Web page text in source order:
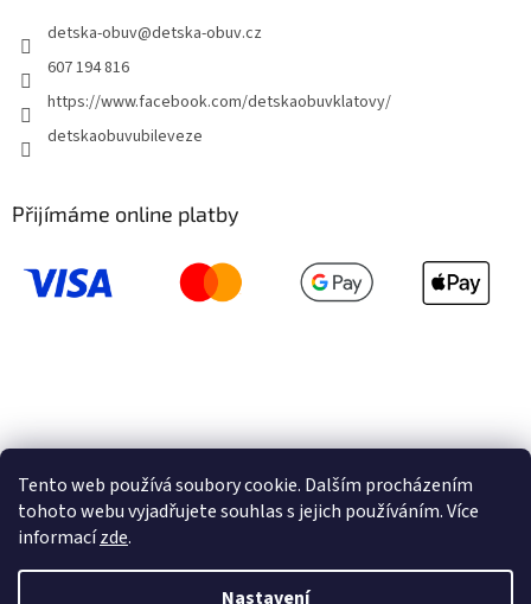
Tento web používá soubory cookie. Dalším procházením
tohoto webu vyjadřujete souhlas s jejich používáním. Více
informacízde.
Nastavení
detska-obuv@detska-obuv.cz
607 194 816
https://www.facebook.com/detskaobuvklatovy/
detskaobuvubileveze
Přijímáme online platby